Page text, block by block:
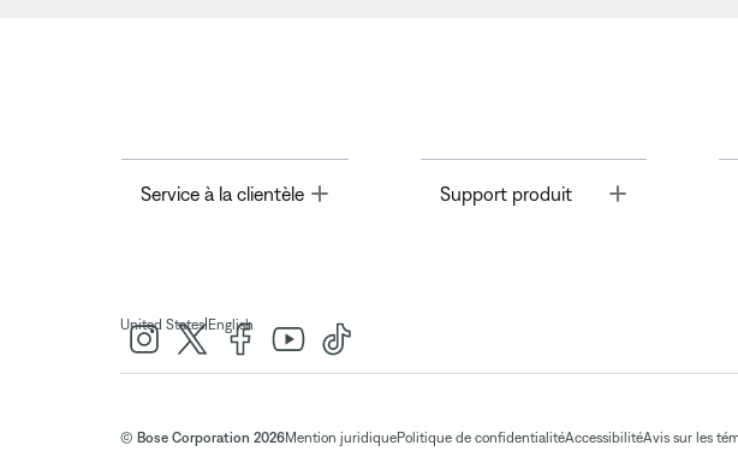
Service à la clientèle Toggle Support produit
United States| English
© Bose Corporation 2026Mention juridiquePolitique de confidentialitéAccessibilitéAvis sur les